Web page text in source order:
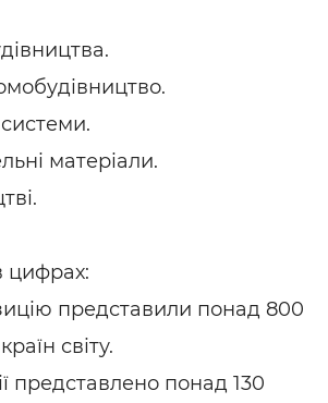
системи.
матеріали.
цифрах:
представили понад 800
світу.
представлено понад 130